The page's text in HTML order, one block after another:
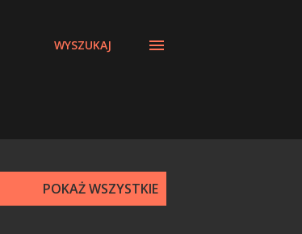
WYSZUKAJ
POKAŻ WSZYSTKIE